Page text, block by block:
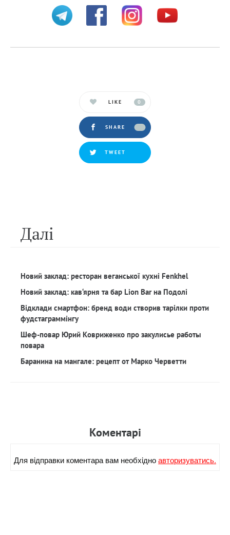
LIKE 0
SHARE
TWEET
Далi
Новий заклад: ресторан веганської кухні Fenkhel
Новий заклад: кав‘ярня та бар Lion Bar на Подолі
Відклади смартфон: бренд води створив тарілки проти
фудстаграммінгу
Шеф-повар Юрий Ковриженко про закулисье работы
повара
Баранина на мангале: рецепт от Марко Черветти
Коментарi
Для вiдправки коментара вам необхiдноавторизуватись.